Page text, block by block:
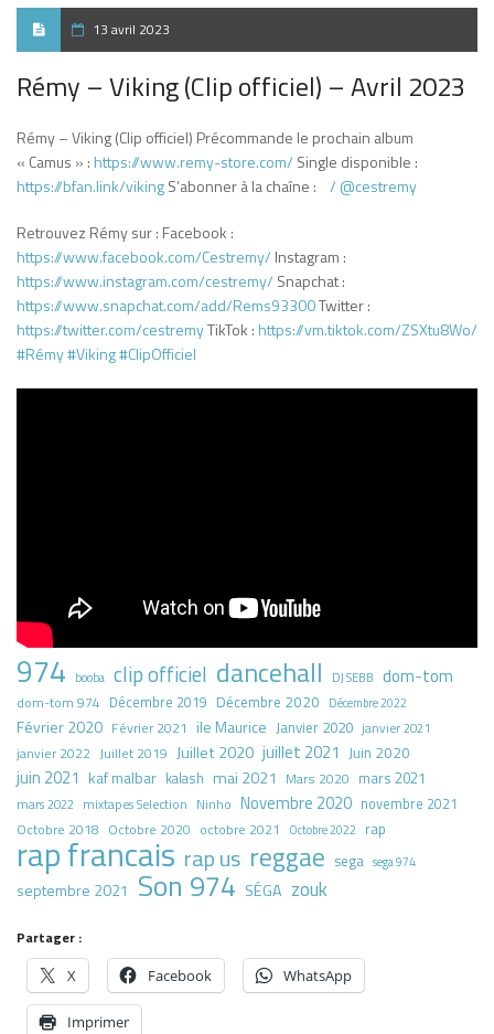
13 avril 2023
Rémy – Viking (Clip officiel) – Avril 2023
Rémy – Viking (Clip officiel) Précommande le prochain album
« Camus » : https://www.remy-store.com/ Single disponible :
https://bfan.link/vikingS’abonner à la chaîne :
/ @cestremy
Retrouvez Rémy sur : Facebook :
https://www.facebook.com/Cestremy/ Instagram :
https://www.instagram.com/cestremy/ Snapchat :
https://www.snapchat.com/add/Rems93300Twitter :
https://twitter.com/cestremyTikTok : https://vm.tiktok.com/ZSXtu8Wo/
#Rémy#Viking#ClipOfficiel
974 booba clip officiel dancehall DJ SEBB dom-tom
dom-tom 974 Décembre 2019 Décembre 2020 Décembre 2022
Février 2020 Février 2021 ile Maurice Janvier 2020 janvier 2021
janvier 2022 Juillet 2019 Juillet 2020 juillet 2021 Juin 2020
juin 2021 kaf malbar kalash mai 2021 Mars 2020 mars 2021
mars 2022 mixtapes Selection Ninho Novembre 2020 novembre 2021
Octobre 2018 Octobre 2020 octobre 2021 Octobre 2022 rap
rap francais rap us reggae sega sega 974
septembre 2021 Son 974 SÉGA zouk
Partager :
X Facebook WhatsApp
Imprimer